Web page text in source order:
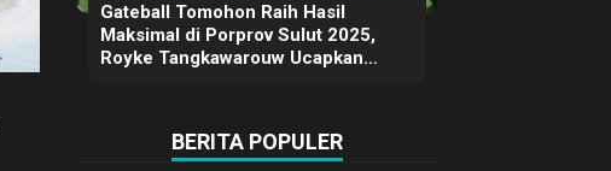
Gateball Tomohon Raih Hasil
Maksimal di Porprov Sulut 2025,
Royke Tangkawarouw Ucapkan
BERITA POPULER